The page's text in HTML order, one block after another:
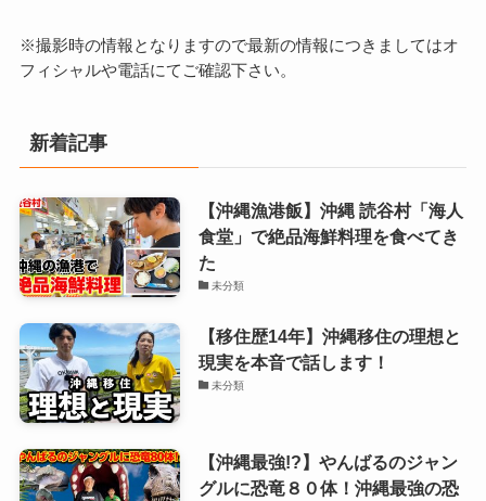
※撮影時の情報となりますので最新の情報につきましてはオ
フィシャルや電話にてご確認下さい。
新着記事
【沖縄漁港飯】沖縄 読谷村「海人
食堂」で絶品海鮮料理を食べてき
た
未分類
【移住歴14年】沖縄移住の理想と
現実を本音で話します！
未分類
【沖縄最強!?】やんばるのジャン
グルに恐竜８０体！沖縄最強の恐